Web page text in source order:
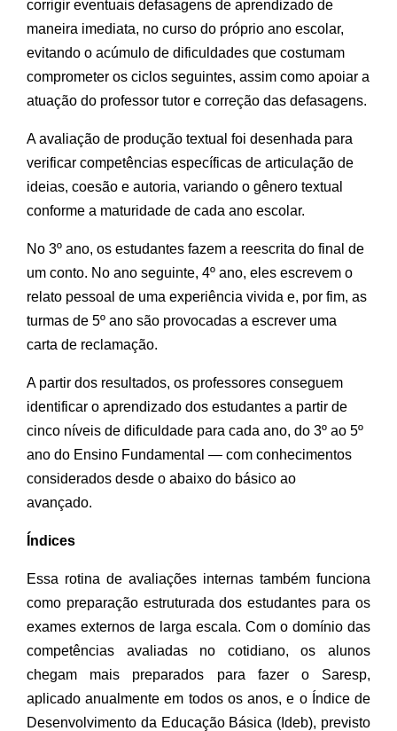
corrigir eventuais defasagens de aprendizado de
maneira imediata, no curso do próprio ano escolar,
evitando o acúmulo de dificuldades que costumam
comprometer os ciclos seguintes, assim como apoiar a
atuação do professor tutor e correção das defasagens.
A avaliação de produção textual foi desenhada para
verificar competências específicas de articulação de
ideias, coesão e autoria, variando o gênero textual
conforme a maturidade de cada ano escolar.
No 3º ano, os estudantes fazem a reescrita do final de
um conto. No ano seguinte, 4º ano, eles escrevem o
relato pessoal de uma experiência vivida e, por fim, as
turmas de 5º ano são provocadas a escrever uma
carta de reclamação.
A partir dos resultados, os professores conseguem
identificar o aprendizado dos estudantes a partir de
cinco níveis de dificuldade para cada ano, do 3º ao 5º
ano do Ensino Fundamental — com conhecimentos
considerados desde o abaixo do básico ao
avançado.
Índices
Essa rotina de avaliações internas também funciona
como preparação estruturada dos estudantes para os
exames externos de larga escala. Com o domínio das
competências avaliadas no cotidiano, os alunos
chegam mais preparados para fazer o Saresp,
aplicado anualmente em todos os anos, e o Índice de
Desenvolvimento da Educação Básica (Ideb), previsto